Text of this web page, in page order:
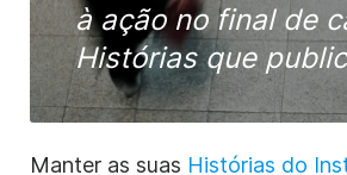
à ação no final de
Histórias que
Manter as suas Histórias do